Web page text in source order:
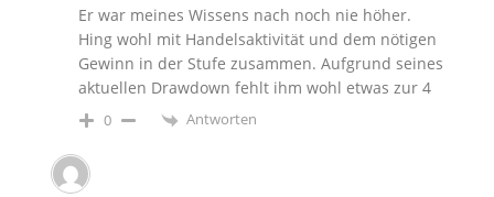
Er war meines Wissens nach noch nie höher.
Hing wohl mit Handelsaktivität und dem nötigen
Gewinn in der Stufe zusammen. Aufgrund seines
aktuellen Drawdown fehlt ihm wohl etwas zur 4
0 Antworten